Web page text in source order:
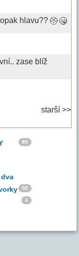
hlavu??
zase blíž
starší >>
85
50
4